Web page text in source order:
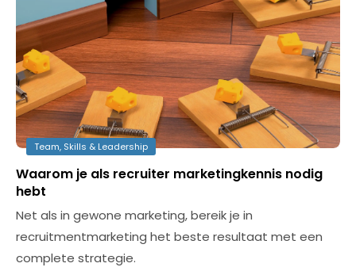
Team, Skills & Leadership
Waarom je als recruiter marketingkennis nodig
hebt
Net als in gewone marketing, bereik je in
recruitmentmarketing het beste resultaat met een
complete strategie.